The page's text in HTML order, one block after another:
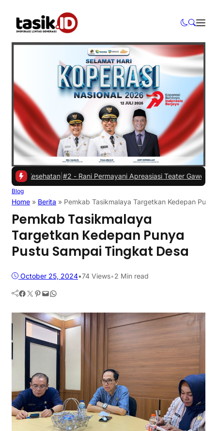
|#2 -Rani Permayani Apreasiasi Teater Gawe SMKN 3
Blog
Home » Berita » Pemkab Tasikmalaya Targetkan Kedepan
Pemkab Tasikmalaya
Targetkan Kedepan Punya
Pustu Sampai Tingkat Desa
October 25, 2024•74 Views•2 Min read
Facebook Twitter Pinterest Mail WhatsApp